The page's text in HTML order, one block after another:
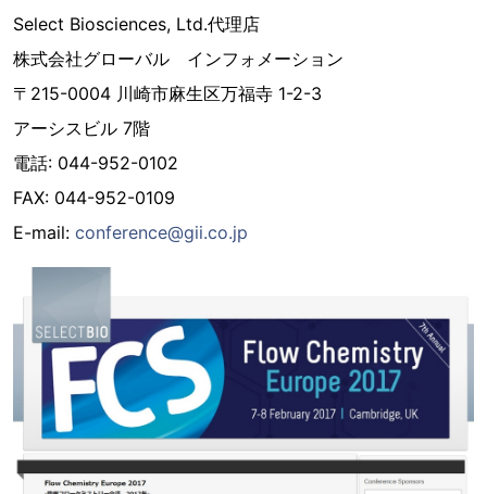
Select Biosciences, Ltd.代理店
株式会社グローバル インフォメーション
〒215-0004 川崎市麻生区万福寺 1-2-3
アーシスビル 7階
電話: 044-952-0102
FAX: 044-952-0109
E-mail: conference@gii.co.jp